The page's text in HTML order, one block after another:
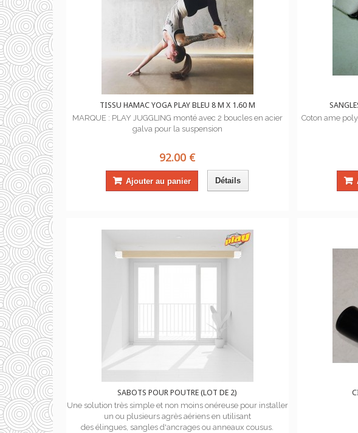
TISSU HAMAC YOGA PLAY BLEU 8 M X 1.60 M
MARQUE : PLAY JUGGLING monté avec 2 boucles en acier
galva pour la suspension
92.00 €
Ajouter au panier Détails
Coton ame
SABOTS POUR POUTRE (LOT DE 2)
Une solution très simple et non moins onéreuse pour installer
un ou plusieurs agrès aériens en utilisant
des élingues, sangles d'ancrages ou anneaux cousus.